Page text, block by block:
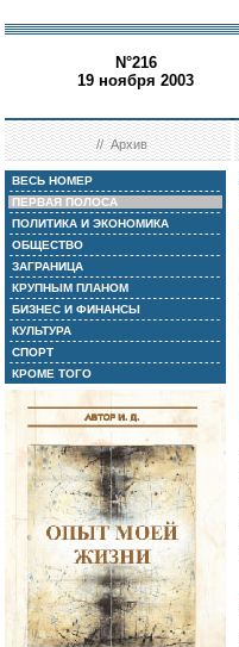
N°216
19 ноября 2003
//Архив
ВЕСЬ НОМЕР
ПЕРВАЯ ПОЛОСА
ПОЛИТИКА И ЭКОНОМИКА
ОБЩЕСТВО
ЗАГРАНИЦА
КРУПНЫМ ПЛАНОМ
БИЗНЕС И ФИНАНСЫ
КУЛЬТУРА
СПОРТ
КРОМЕ ТОГО